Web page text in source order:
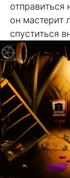
он мастерит
спуститься